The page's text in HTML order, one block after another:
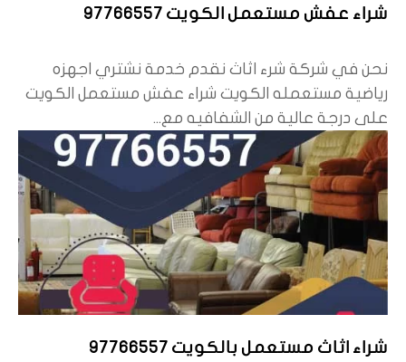
شراء عفش مستعمل الكويت 97766557
نحن في شركة شرء اثاث نقدم خدمة نشتري اجهزه
رياضية مستعمله الكويت شراء عفش مستعمل الكويت
على درجة عالية من الشفافيه مع...
شراء اثاث مستعمل بالكويت 97766557